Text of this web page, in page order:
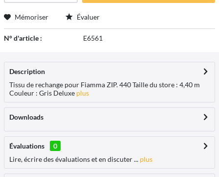
Mémoriser Évaluer
N° d'article : E6561
Description
Tissu de rechange pour Fiamma ZIP. 440 Taille du store : 4,40 m
Couleur : Gris Deluxe plus
Downloads
Évaluations
0
Lire, écrire des évaluations et en discuter ... plus